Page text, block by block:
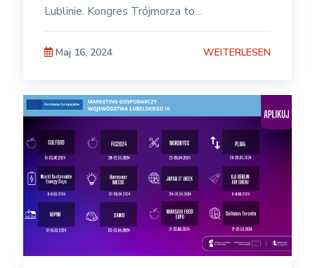
Lublinie. Kongres Trójmorza to
międzynarodowe wydarzenie adresowane do
administracji rządowej i samorządowej,
Maj 16, 2024 WEITERLESEN